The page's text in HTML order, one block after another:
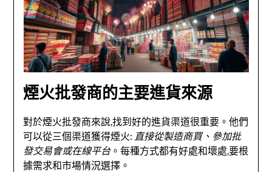
煙火批發商的主要進貨來源
對於煙火批發商來說,找到好的進貨渠道很重要。他們
可以從三個渠道獲得煙火: 直接從製造商買、參加批
發交易會或在線平台。每種方式都有好處和壞處,要根
據需求和市場情況選擇。